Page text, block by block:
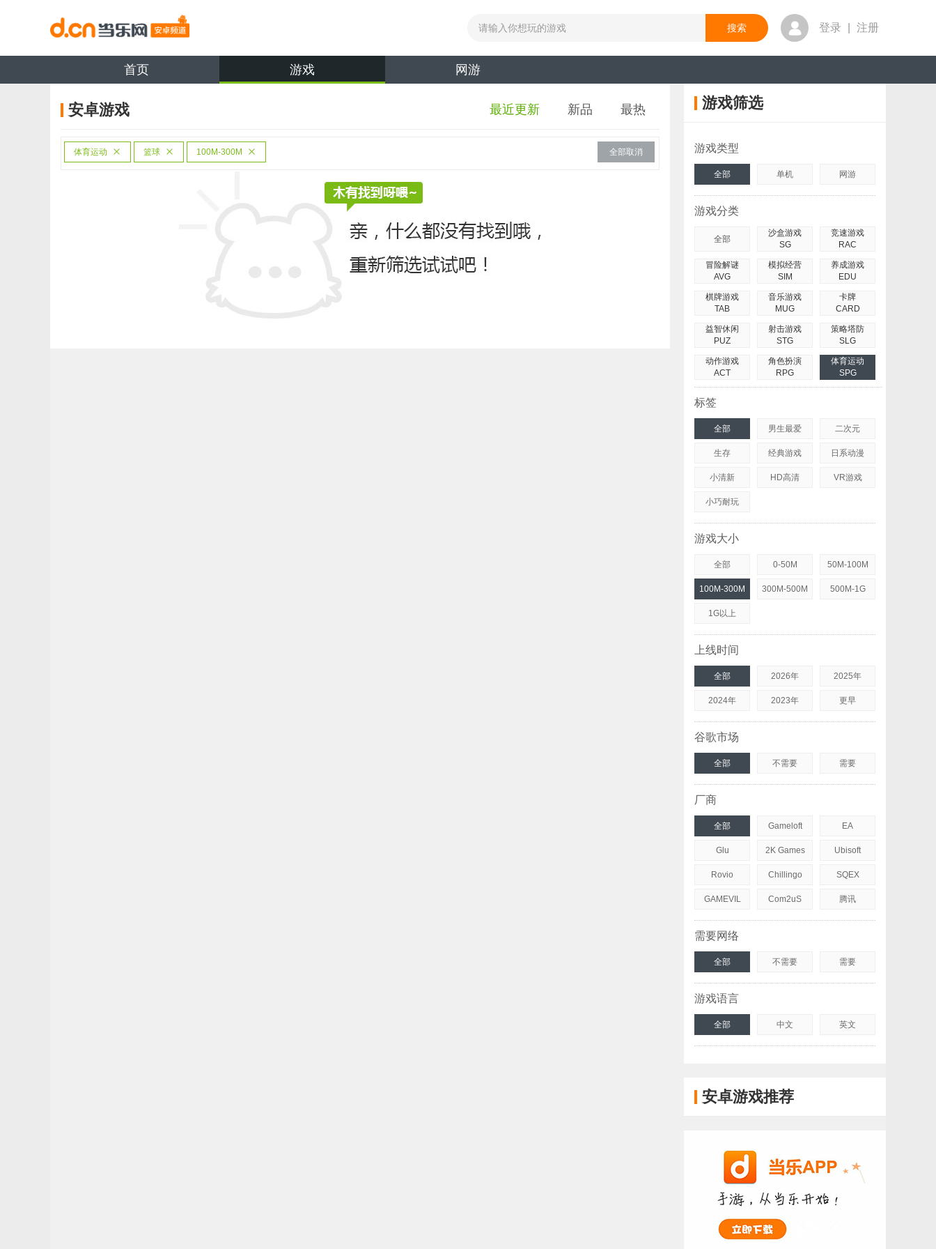
登录 注册
首页 游戏 网游
安卓游戏 最近更新 新品 最热
体育运动 篮球 100M-300M 全部取消
游戏筛选
游戏类型
全部 单机 网游
游戏分类
全部
沙盒游戏
SG
竞速游戏
RAC
冒险解谜
AVG
模拟经营
SIM
养成游戏
EDU
棋牌游戏
TAB
音乐游戏
MUG
卡牌
CARD
益智休闲
PUZ
射击游戏
STG
策略塔防
SLG
动作游戏
ACT
角色扮演
RPG
体育运动
SPG
标签
全部 男生最爱 二次元
生存 经典游戏 日系动漫
小清新 HD高清 VR游戏
小巧耐玩
游戏大小
全部 0-50M 50M-100M
100M-300M 300M-500M 500M-1G
1G以上
上线时间
全部 2026年 2025年
2024年 2023年 更早
谷歌市场
全部 不需要 需要
厂商
全部 Gameloft EA
Glu 2K Games Ubisoft
Rovio Chillingo SQEX
GAMEVIL Com2uS 腾讯
需要网络
全部 不需要 需要
游戏语言
全部 中文 英文
安卓游戏推荐